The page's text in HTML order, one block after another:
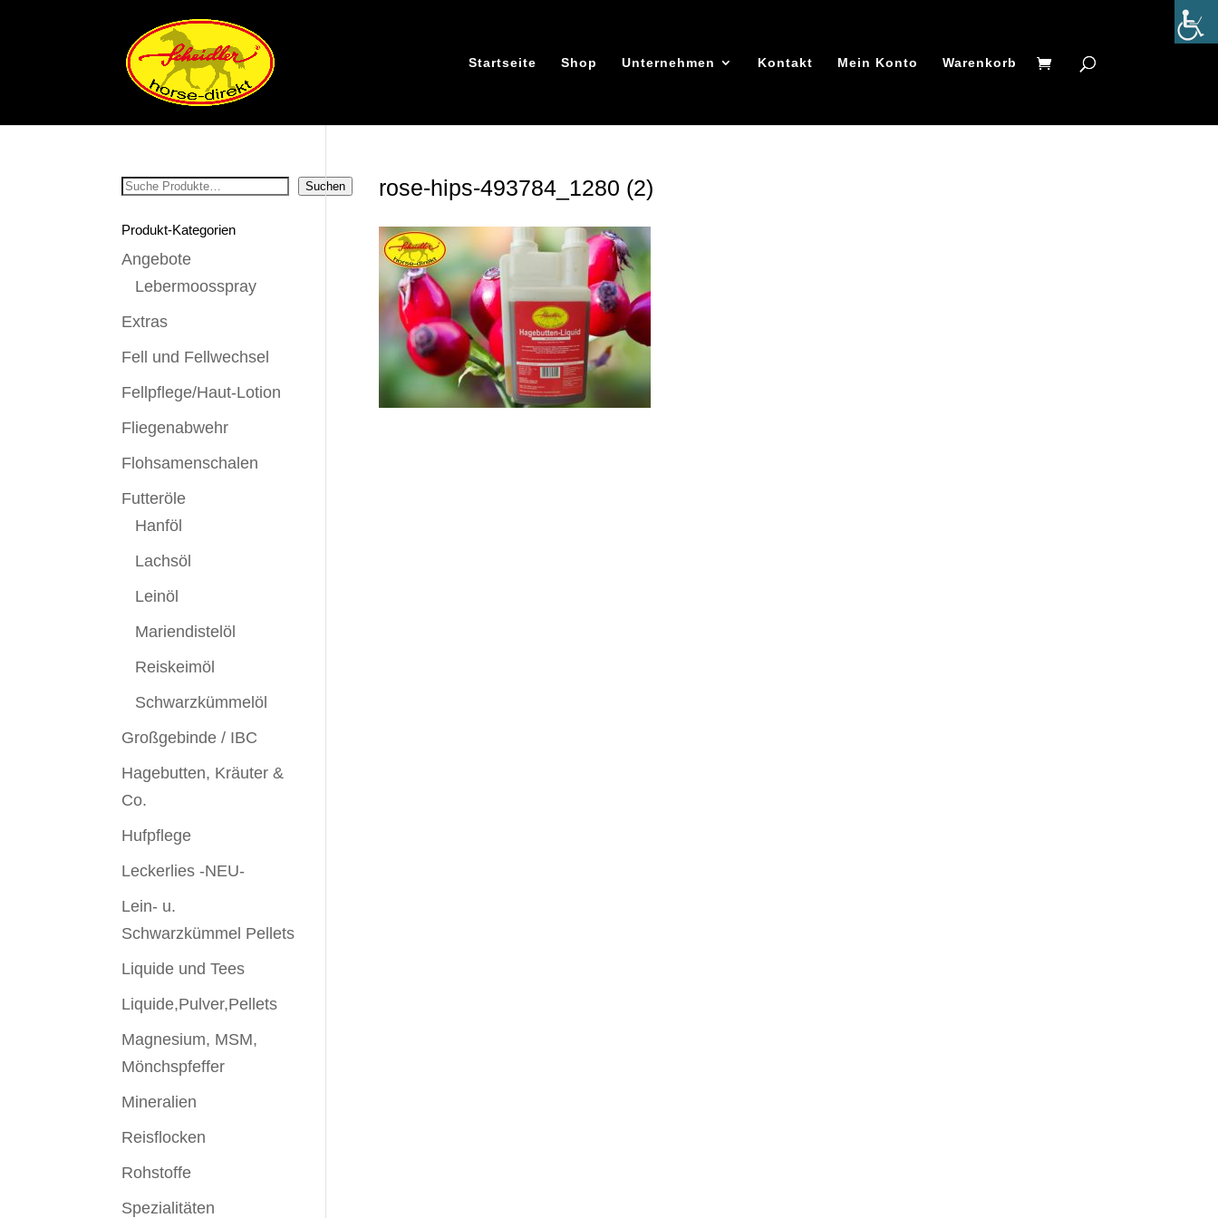
Startseite Shop Unternehmen Kontakt Mein Konto Warenkorb
rose-hips-493784_1280 (2)
Suchen Suchen
Produkt-Kategorien
Angebote
Lebermoosspray
Extras
Fell und Fellwechsel
Fellpflege/Haut-Lotion
Fliegenabwehr
Flohsamenschalen
Futteröle
Hanföl
Lachsöl
Leinöl
Mariendistelöl
Reiskeimöl
Schwarzkümmelöl
Großgebinde / IBC
Hagebutten, Kräuter &
Co.
Hufpflege
Leckerlies -NEU-
Lein- u.
Schwarzkümmel Pellets
Liquide und Tees
Liquide,Pulver,Pellets
Magnesium, MSM,
Mönchspfeffer
Mineralien
Reisflocken
Rohstoffe
Spezialitäten